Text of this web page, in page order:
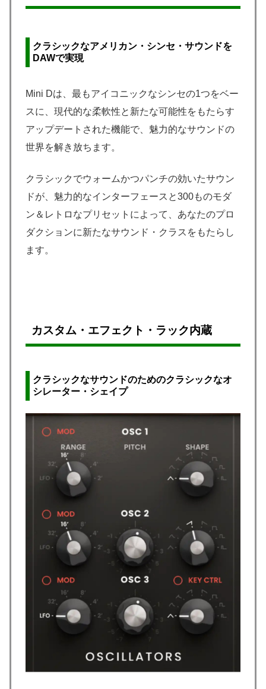
クラシックなアメリカン・シンセ・サウンドを
DAWで実現
Mini Dは、最もアイコニックなシンセの1つをベー
スに、現代的な柔軟性と新たな可能性をもたらす
アップデートされた機能で、魅力的なサウンドの
世界を解き放ちます。
クラシックでウォームかつパンチの効いたサウン
ドが、魅力的なインターフェースと300ものモダ
ン＆レトロなプリセットによって、あなたのプロ
ダクションに新たなサウンド・クラスをもたらし
ます。
カスタム・エフェクト・ラック内蔵
クラシックなサウンドのためのクラシックなオ
シレーター・シェイプ